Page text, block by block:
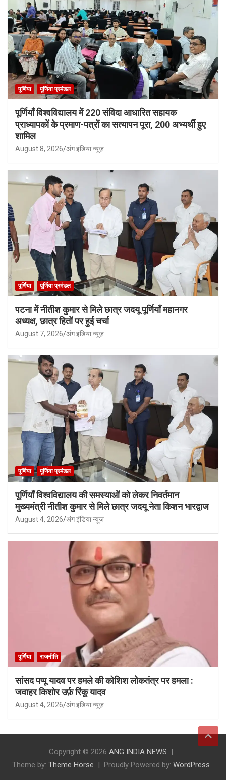
पूर्णिया पूर्णिया प्रमंडल
पूर्णियाँ विश्वविद्यालय में 220 संविदा आधारित सहायक
प्राध्यापकों के प्रमाण-पत्रों का सत्यापन पूरा, 200 अभ्यर्थी हुए
शामिल
August 8, 2026 अंग इंडिया न्यूज़
पूर्णिया पूर्णिया प्रमंडल
पटना में नीतीश कुमार से मिले छात्र जदयू पूर्णियाँ महानगर
अध्यक्ष, छात्र हितों पर हुई चर्चा
August 7, 2026 अंग इंडिया न्यूज़
पूर्णिया पूर्णिया प्रमंडल
पूर्णियाँ विश्वविद्यालय की समस्याओं को लेकर निवर्तमान
मुख्यमंत्री नीतीश कुमार से मिले छात्र जदयू नेता किशन भारद्वाज
August 4, 2026 अंग इंडिया न्यूज़
पूर्णिया राजनीति
सांसद पप्पू यादव पर हमले की कोशिश लोकतंत्र पर हमला :
जवाहर किशोर उर्फ़ रिंकू यादव
August 4, 2026 अंग इंडिया न्यूज़
Copyright © 2026 ANG INDIA NEWS
Theme by: Theme Horse Proudly Powered by: WordPress